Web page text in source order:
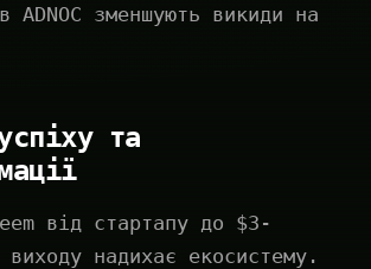
ADNOC зменшують викиди на
та
від стартапу до $3-
виходу надихає екосистему.